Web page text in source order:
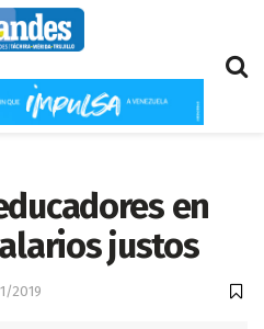
en
justos
2019